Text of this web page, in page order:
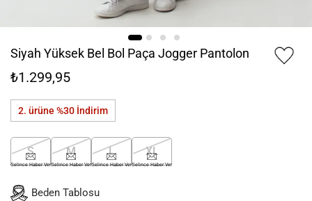
Siyah Yüksek Bel Bol Paça Jogger Pantolon
₺1.299,95
2. ürüne %30 İndirim
S
Gelince Haber Ver
M
Gelince Haber Ver
L
Gelince Haber Ver
XL
Gelince Haber Ver
Beden Tablosu